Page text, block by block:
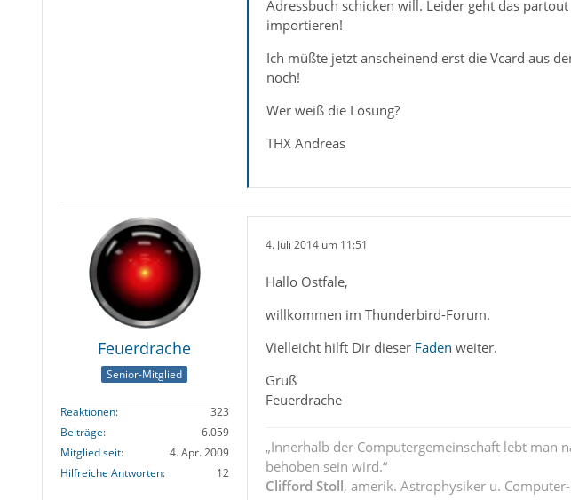
Adressbuch schicken will. Leider geht das
importieren!
Ich müßte jetzt anscheinend erst die Vcard aus
noch!
Wer weiß die Lösung?
THX Andreas
Feuerdrache
Senior-Mitglied
Reaktionen
323
Beiträge
6.059
Mitglied seit
4. Apr. 2009
Hilfreiche Antworten
12
4. Juli 2014 um 11:51
Hallo Ostfale,
willkommen im Thunderbird-Forum.
Vielleicht hilft Dir dieser Faden weiter.
Gruß
Feuerdrache
„Innerhalb der Computergemeinschaft lebt man
behoben sein wird.“
Clifford Stoll, amerik. Astrophysiker u.